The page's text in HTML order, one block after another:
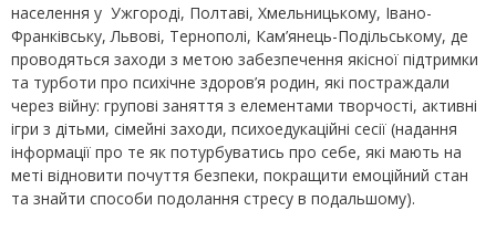
населення у Ужгороді, Полтаві, Хмельницькому, Івано-
Франківську, Львові, Тернополі, Кам’янець-Подільському, де
проводяться заходи з метою забезпечення якісної підтримки
та турботи про психічне здоров’я родин, які постраждали
через війну: групові заняття з елементами творчості, активні
ігри з дітьми, сімейні заходи, психоедукаційні сесії (надання
інформації про те як потурбуватись про себе, які мають на
меті відновити почуття безпеки, покращити емоційний стан
та знайти способи подолання стресу в подальшому).